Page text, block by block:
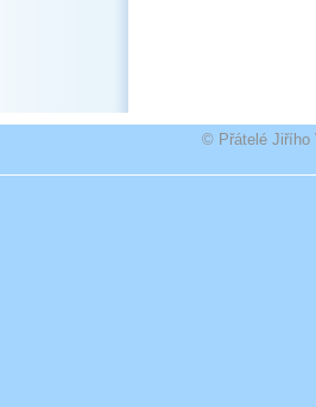
© Přátelé